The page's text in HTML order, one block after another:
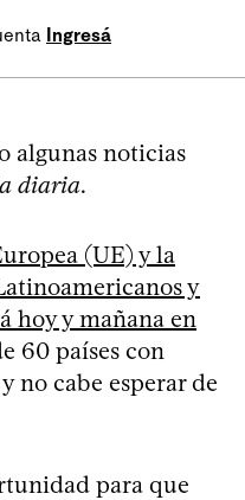
Ingresá
algunas noticias
diaria.
(UE) y la
y
hoy y mañana en
60 países con
no cabe esperar de
para que